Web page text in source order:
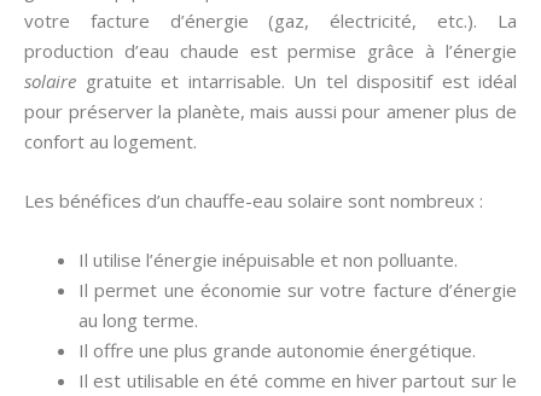
votre facture d’énergie (gaz, électricité, etc.). La
production d’eau chaude est permise grâce à l’énergie
solaire gratuite et intarrisable. Un tel dispositif est idéal
pour préserver la planète, mais aussi pour amener plus de
confort au logement.
Les bénéfices d’un chauffe-eau solaire sont nombreux :
Il utilise l’énergie inépuisable et non polluante.
Il permet une économie sur votre facture d’énergie
au long terme.
Il offre une plus grande autonomie énergétique.
Il est utilisable en été comme en hiver partout sur le